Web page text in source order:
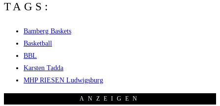
TAGS:
Bamberg Baskets
Basketball
BBL
Karsten Tadda
MHP RIESEN Ludwigsburg
ANZEI­GEN